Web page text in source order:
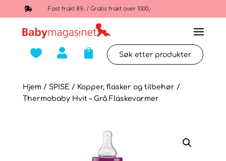
 Fast frakt 89,- / Gratis frakt over 1000,-
  
Hjem/ SPISE / Kopper, flasker og tilbehør /
Thermobaby Hvit – Grå Flaskevarmer